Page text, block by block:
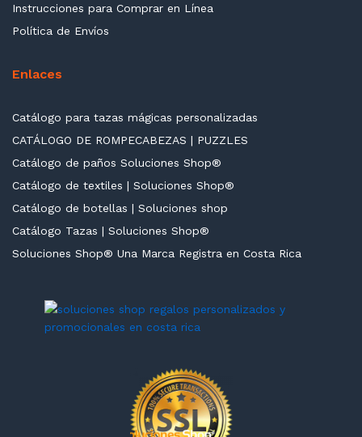
Instrucciones para Comprar en Línea
Política de Envíos
Enlaces
Catálogo para tazas mágicas personalizadas
CATÁLOGO DE ROMPECABEZAS | PUZZLES
Catálogo de paños Soluciones Shop®
Catálogo de textiles | Soluciones Shop®
Catálogo de botellas | Soluciones shop
Catálogo Tazas | Soluciones Shop®
Soluciones Shop® Una Marca Registra en Costa Rica